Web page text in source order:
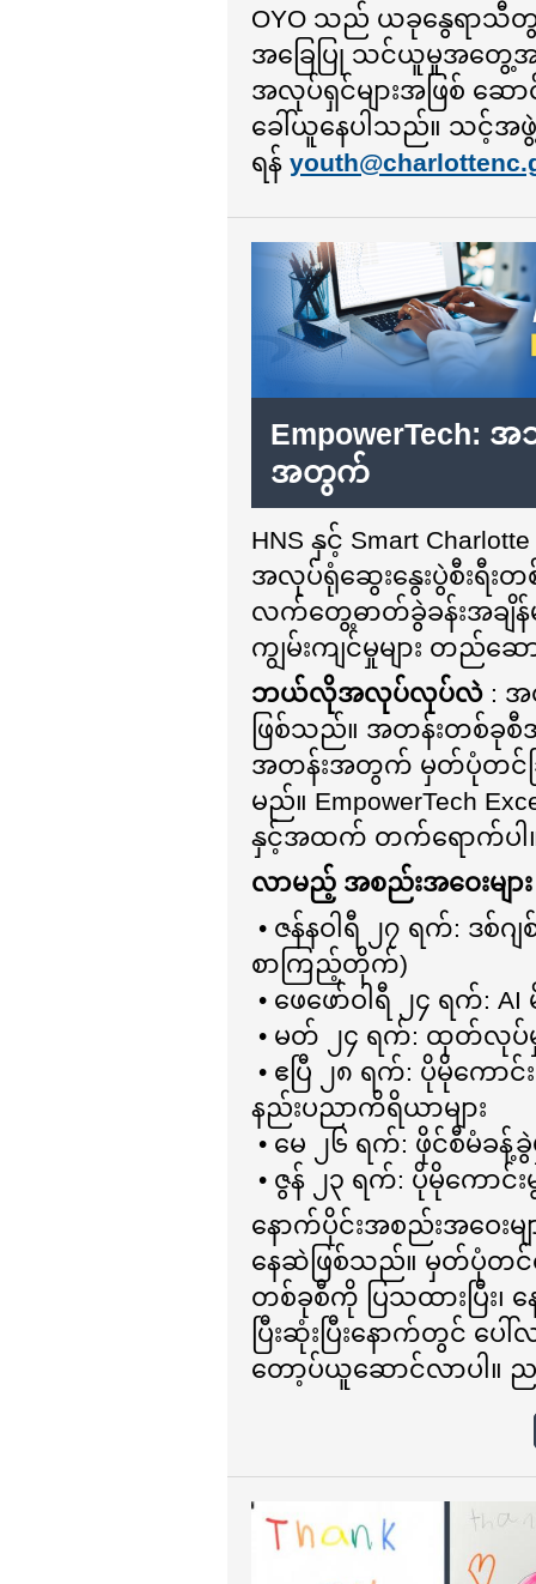
OYO သည် ယခုနွေရာ
အခြေပြု သင်ယူမှုအတွေ့အ
အလုပ်ရှင်များအဖြစ် ဆော
ခေါ်ယူနေပါသည်။ သင့်
ရန်
EmpowerTech: အ
အတွက်
HNS နှင့် Smart
အလုပ်ရုံဆွေးနွေးပွဲစီးရီးတစ်
လက်တွေ့ဓာတ်ခွဲခန်းအချိ
ကျွမ်းကျင်မှုများ တည်ဆ
ဘယ်လိုအလုပ်လုပ်လဲ : အ
ဖြစ်သည်။ အတန်းတစ်ခုစီ
အတန်းအတွက် မှတ်ပုံတင်ခ
မည်။ EmpowerTech
နှင့်အထက် တက်ရောက်ပါ
လာမည့် အစည်းအဝေးများ
• ဇန်နဝါရီ ၂၇ ရက်: ဒစ်ဂ
စာကြည့်တိုက်)
• ဖေဖော်ဝါရီ ၂၄ ရက်:
• မတ် ၂၄ ရက်: ထုတ်လုပ်မှု
• ဧပြီ ၂၈ ရက်: ပိုမိုကော
နည်းပညာကိရိယာများ
• မေ ၂၆ ရက်: ဖိုင်စီမံခန့်
• ဇွန် ၂၃ ရက်: ပိုမိုကော
နောက်ပိုင်းအစည်းအဝေးမ
နေဆဲဖြစ်သည်။ မှတ်ပုံတ
တစ်ခုစီကို ပြသထားပြီး
ပြီးဆုံးပြီးနောက်တွင် ပ
တော့ပ်ယူဆောင်လာပါ။ ည